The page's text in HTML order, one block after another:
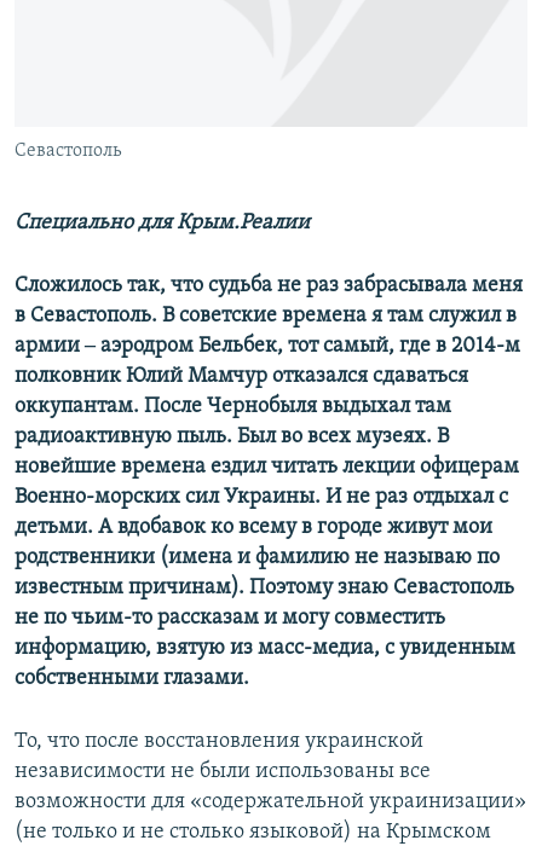
УКРАИНСКАЯ ПРОБЛЕМА КРЫМА
Севастополь
Специально для Крым.Реалии
Сложилось так, что судьба не раз забрасывала меня
в Севастополь. В советские времена я там служил в
армии ‒ аэродром Бельбек, тот самый, где в 2014-м
полковник Юлий Мамчур отказался сдаваться
оккупантам. После Чернобыля выдыхал там
радиоактивную пыль. Был во всех музеях. В
новейшие времена ездил читать лекции офицерам
Военно-морских сил Украины. И не раз отдыхал с
детьми. А вдобавок ко всему в городе живут мои
родственники (имена и фамилию не называю по
известным причинам). Поэтому знаю Севастополь
не по чьим-то рассказам и могу совместить
информацию, взятую из масс-медиа, с увиденным
собственными глазами.
То, что после восстановления украинской
независимости не были использованы все
возможности для «содержательной украинизации»
(не только и не столько языковой) на Крымском